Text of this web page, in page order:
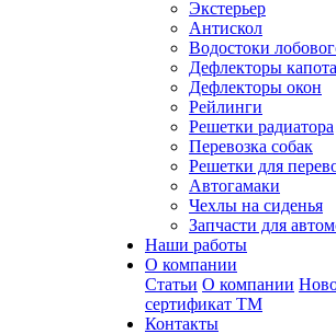
Экстерьер
Антискол
Водостоки
Дефлекторы капота
Дефлекторы окон
Рейлинги
Решетки радиатора
Перевозка собак
Решетки для
Автогамаки
Чехлы на сиденья
Запчасти для
Наши работы
О компании
Статьи О компании
сертификат ТМ
Контакты